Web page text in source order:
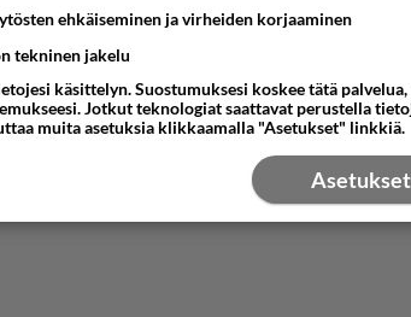
ehkäiseminen ja virheiden korjaaminen
tekninen jakelu
käsittelyn. Suostumuksesi koskee tätä
Jotkut teknologiat saattavat perustella
muita asetuksia klikkaamalla "Asetukset" linkkiä.
Asetukset